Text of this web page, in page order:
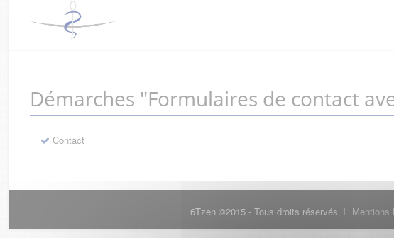
Démarches "Formulaires de contact
Contact
6Tzen ©2015 - Tous droits réservés Mentions